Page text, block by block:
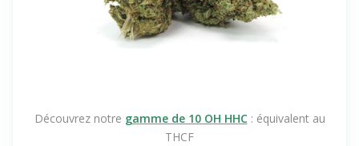
Découvrez notre gamme de 10 OH HHC: équivalent au
THCF